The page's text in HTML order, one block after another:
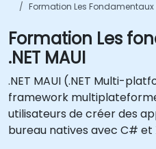
Formation Les Fondamentaux
Formation Les
.NET MAUI
.NET MAUI (.NET Multi-
framework
utilisateurs de créer des
bureau natives avec C# et